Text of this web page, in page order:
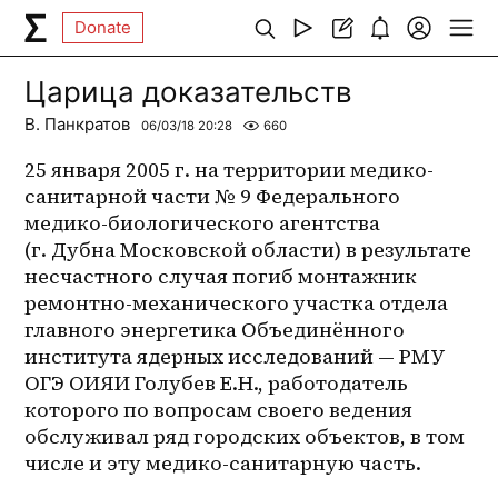
Donate
Царица доказательств
В. Панкратов 06/03/18 20:28 660
25 января 2005 г. на территории медико-
санитарной части № 9 Федерального
медико-биологического агентства
(г. Дубна Московской области) в результате
несчастного случая погиб монтажник
ремонтно-механического участка отдела
главного энергетика Объединённого
института ядерных исследований — РМУ
ОГЭ ОИЯИ Голубев Е.Н., работодатель
которого по вопросам своего ведения
обслуживал ряд городских объектов, в том
числе и эту медико-санитарную часть.